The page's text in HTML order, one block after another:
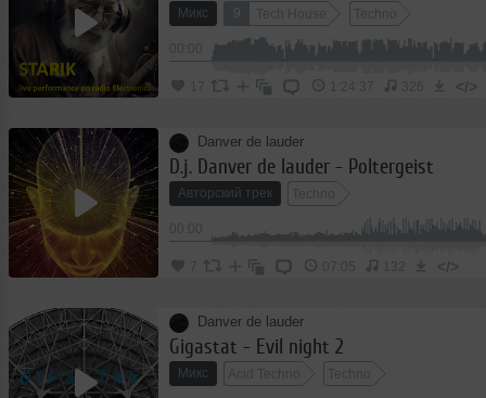
Микс 9 Tech House Techno
17 1:24:37 326 </>
Danver de lauder
D.j. Danver de lauder - Poltergeist
Авторский трек Techno
7 07:05 132 </>
Danver de lauder
Gigastat - Evil night 2
Микс Acid Techno Techno